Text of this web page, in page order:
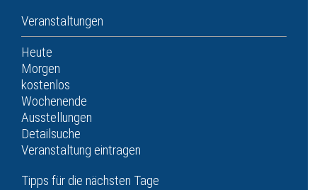
Veranstaltungen
Heute
Morgen
kostenlos
Wochenende
Ausstellungen
Detailsuche
Veranstaltung eintragen
Tipps für die nächsten Tage